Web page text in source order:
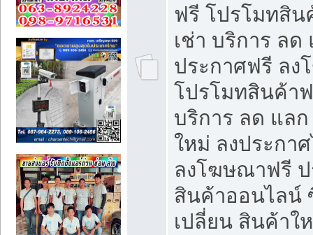
ฟรี โปรโมทสิ
เช่า บริการ ลด
ประกาศฟรี ล
โปรโมทสินค้า
บริการ ลด แล
ใหม่ ลงประกา
ลงโฆษณาฟรี
สินค้าออนไลน์
เปลี่ยน สินค้าใ